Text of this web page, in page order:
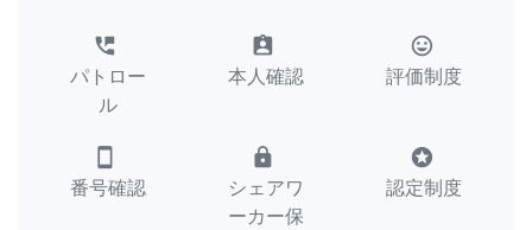
perm_phone_msg
パトロー
ル
assignment_ind
本人確認
tag_faces
評価制度
smartphone
番号確認
lock
シェアワ
ーカー保
stars
認定制度